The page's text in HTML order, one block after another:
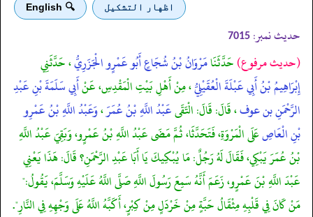
اظهار التشكيل 🔍 English
حدیث نمبر: 7015
(حديث مرفوع)حَدَّثَنَامَرْوَانُ بْنُ شُجَاعٍ أَبُو عَمْرٍو الْجَزَرِيُّ، حَدَّثَنِي
إِبْرَاهِيمُ بْنُ أَبِي عَبْلَةَ الْعُقَيْلِيُّ، مِنْ أَهْلِ بَيْتِ الْمَقْدِسِ، عَنْأَبِي سَلَمَةَ بْنِ عَبْدِ
الرَّحْمَنِ بن عوف، قَالَ: قَالَ: الْتَقَىعَبْدُ اللَّهِ بْنُ عُمَرَ،وَعَبْدُ اللَّهِ بْنُ عَمْرِو
بْنِ الْعَاصِعَلَى الْمَرْوَةِ، فَتَحَدَّثَا، ثُمَّ مَضَى عَبْدُ اللَّهِ بْنُ عَمْرٍو، وَبَقِيَ عَبْدُ اللَّهِ
بْنُ عُمَرَ يَبْكِي، فَقَالَ لَهُ رَجُلٌ: مَا يُبْكِيكَ يَا أَبَا عَبْدِ الرَّحْمَنِ؟ قَالَ: هَذَا يَعْنِي
عَبْدَ اللَّهِ بْنَ عَمْرٍو، زَعَمَ أَنَّهُ سَمِعَ رَسُولَ اللَّهِ صَلَّى اللَّهُ عَلَيْهِ وَسَلَّمَ، يَقُولُ:"
مَنْ كَانَ فِي قَلْبِهِ مِثْقَالُ حَبَّةٍ مِنْ خَرْدَلٍ مِنْ كِبْرٍ، أَكَبَّهُ اللَّهُ عَلَى وَجْهِهِ فِي النَّارِ".